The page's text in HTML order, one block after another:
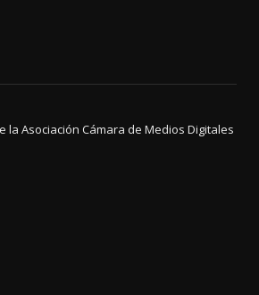
la Asociación Cámara de Medios Digitales